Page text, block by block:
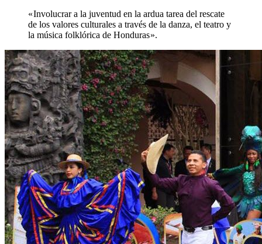
« Involucrar a la juventud en la ardua tarea del rescate
de los valores culturales a través de la danza, el teatro y
la música folklórica de Honduras ».